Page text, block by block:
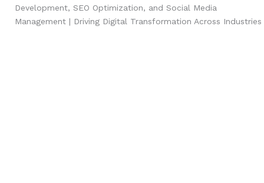
Development, SEO Optimization, and Social Media
Management | Driving Digital Transformation Across Industries